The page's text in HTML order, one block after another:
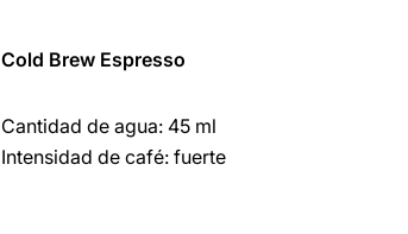
Cold Brew Espresso
Cantidad de agua: 45 ml
Intensidad de café: fuerte